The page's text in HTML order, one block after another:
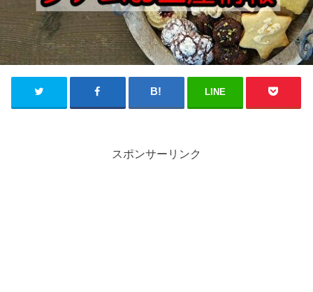
LINE
スポンサーリンク